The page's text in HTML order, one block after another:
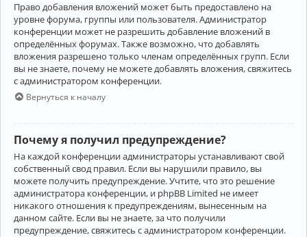
Право добавления вложений может быть предоставлено на
уровне форума, группы или пользователя. Администратор
конференции может не разрешить добавление вложений в
определённых форумах. Также возможно, что добавлять
вложения разрешено только членам определённых групп. Если
вы не знаете, почему не можете добавлять вложения, свяжитесь
с администратором конференции.
Вернуться к началу
Почему я получил предупреждение?
На каждой конференции администраторы устанавливают свой
собственный свод правил. Если вы нарушили правило, вы
можете получить предупреждение. Учтите, что это решение
администратора конференции, и phpBB Limited не имеет
никакого отношения к предупреждениям, вынесенным на
данном сайте. Если вы не знаете, за что получили
предупреждение, свяжитесь с администратором конференции.